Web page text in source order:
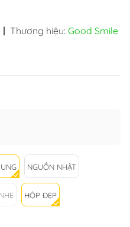
| Thương hiệu: Good Smile
NGUỒN NHẬT
HỘP ĐẸP